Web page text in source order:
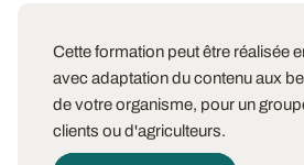
Cette formation peut être réalisée
avec adaptation du contenu aux
de votre organisme, pour un
clients ou d'agriculteurs.